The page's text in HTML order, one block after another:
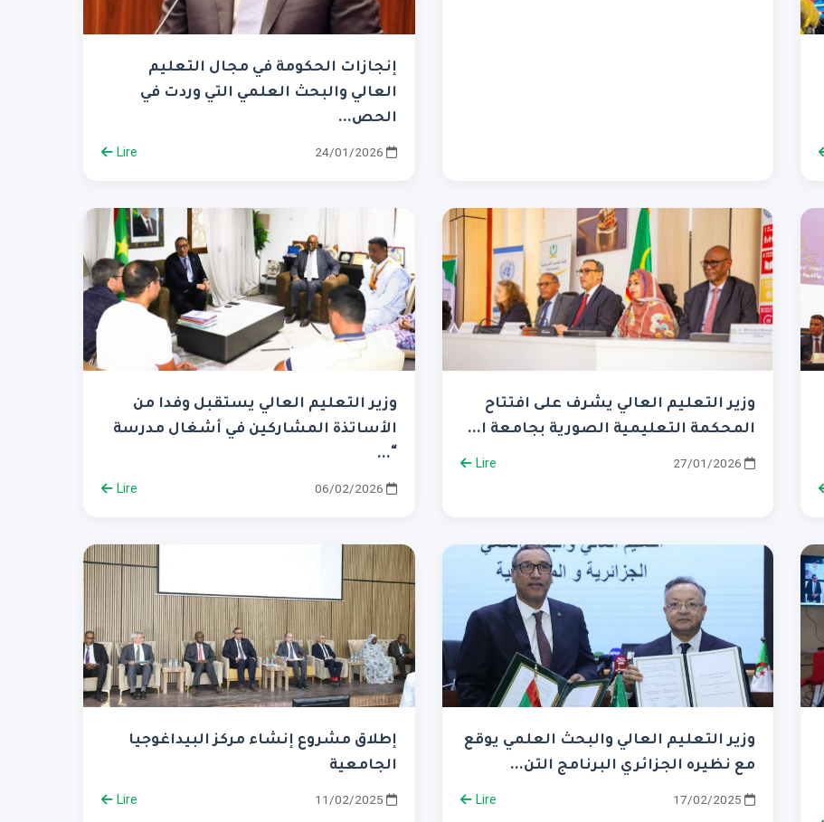
إنجازات الحكومة في مجال التعليم
العالي والبحث العلمي التي وردت في
الحص...
Lire
وزير التعليم العالي يشرف على افتتاح
المحكمة التعليمية الصورية بجامعة ا...
27/01/2026
Lire
وزير التعليم العالي يستقبل وفدا من
الأساتذة المشاركين في أشغال مدرسة
“...
Lire
وزير التعليم العالي والبحث العلمي يوقع
مع نظيره الجزائري البرنامج التن...
17/02/2025
Lire
إطلاق مشروع إنشاء مركز البيداغوجيا
الجامعية
Lire